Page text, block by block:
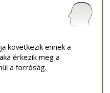
következik ennek a
érkezik meg a
a forróság.